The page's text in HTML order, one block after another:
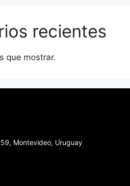
recientes
que mostrar.
Montevideo, Uruguay